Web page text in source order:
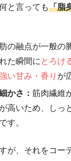
と言っても「脂
の融点が一般の
た瞬間に とろけ
い甘み・香り が
かさ： 筋肉繊維
高いため、しっ
す。
が、それをコー